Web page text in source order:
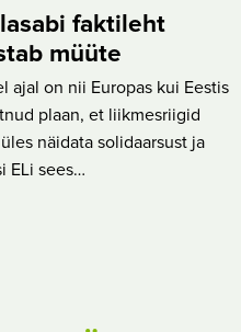
faktileht
müüte
ajal on nii Europas kui Eestis
plaan, et liikmesriigid
näidata solidaarsust ja
ELi sees…